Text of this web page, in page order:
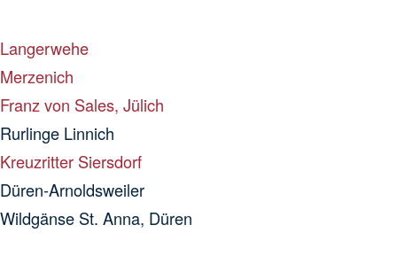
Langerwehe
Merzenich
Franz von Sales, Jülich
Rurlinge Linnich
Kreuzritter Siersdorf
Düren-Arnoldsweiler
Wildgänse St. Anna, Düren